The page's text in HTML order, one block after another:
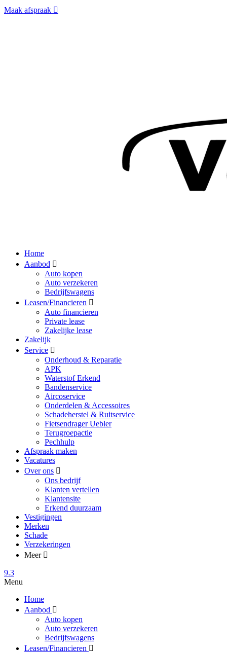
Maak afspraak
Home
Aanbod
Auto kopen
Auto verzekeren
Bedrijfswagens
Leasen/Financieren
Auto financieren
Private lease
Zakelijke lease
Zakelijk
Service
Onderhoud & Reparatie
APK
Waterstof Erkend
Bandenservice
Aircoservice
Onderdelen & Accessoires
Schadeherstel & Ruitservice
Fietsendrager Uebler
Terugroepactie
Pechhulp
Afspraak maken
Vacatures
Over ons
Ons bedrijf
Klanten vertellen
Klantensite
Erkend duurzaam
Vestigingen
Merken
Schade
Verzekeringen
Meer
9.3
Menu
Home
Aanbod
Auto kopen
Auto verzekeren
Bedrijfswagens
Leasen/Financieren